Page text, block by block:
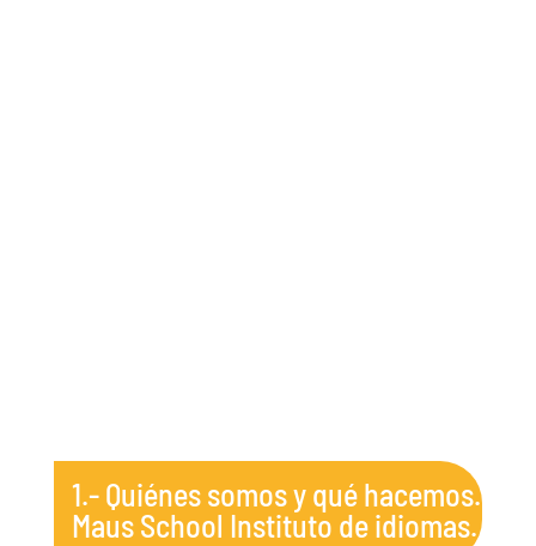
1.- Quiénes somos y qué hacemos.
Maus School Instituto de idiomas.